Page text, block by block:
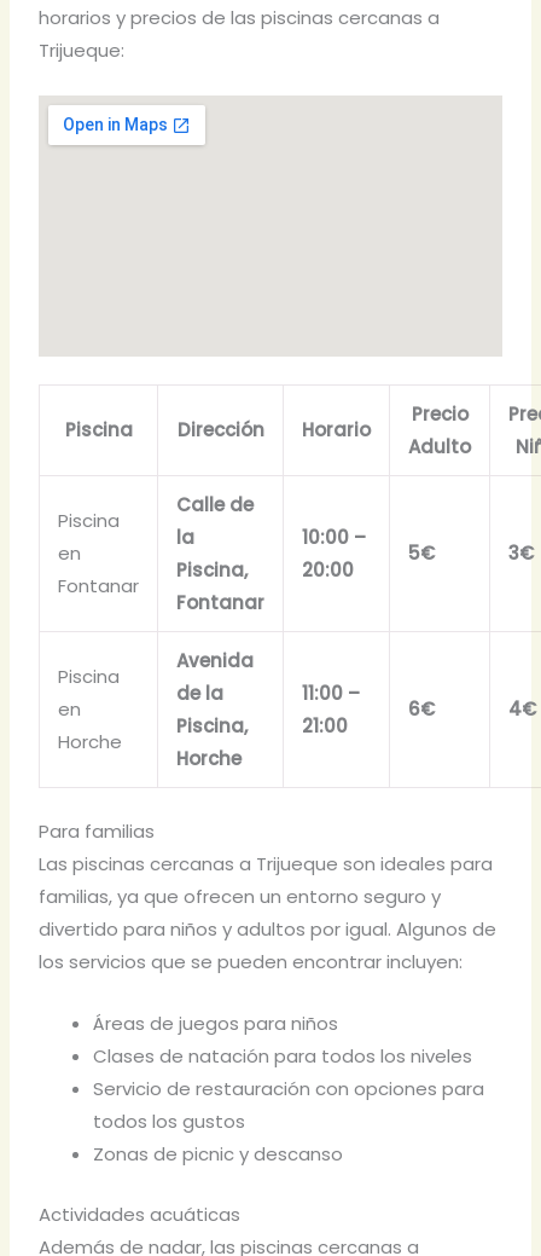
horarios y precios de las piscinas cercanas a
Trijueque:
Piscina Dirección Horario
Precio
Adulto
Piscina
en
Fontanar
Calle de
la
Piscina,
Fontanar
10:00 –
20:00
5€ 3€
Piscina
en
Horche
Avenida
de la
Piscina,
Horche
11:00 –
21:00
6€ 4€
Para familias
Las piscinas cercanas a Trijueque son ideales para
familias, ya que ofrecen un entorno seguro y
divertido para niños y adultos por igual. Algunos de
los servicios que se pueden encontrar incluyen:
Áreas de juegos para niños
Clases de natación para todos los niveles
Servicio de restauración con opciones para
todos los gustos
Zonas de picnic y descanso
Actividades acuáticas
Además de nadar, las piscinas cercanas a